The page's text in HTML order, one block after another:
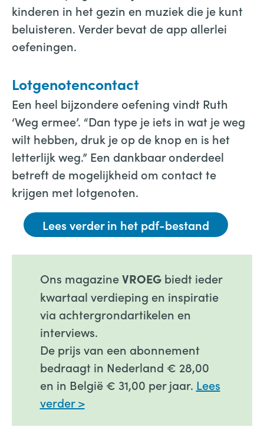
kinderen in het gezin en muziek die je kunt
beluisteren. Verder bevat de app allerlei
oefeningen.
Lotgenotencontact
Een heel bijzondere oefening vindt Ruth
‘Weg ermee’. “Dan type je iets in wat je weg
wilt hebben, druk je op de knop en is het
letterlijk weg.” Een dankbaar onderdeel
betreft de mogelijkheid om contact te
krijgen met lotgenoten.
Lees verder in het pdf-bestand
Ons magazineVROEGbiedt ieder
kwartaal verdieping en inspiratie
via achtergrondartikelen en
interviews.
De prijs van een abonnement
bedraagt in Nederland € 28,00
en in België € 31,00 per jaar. Lees
verder >